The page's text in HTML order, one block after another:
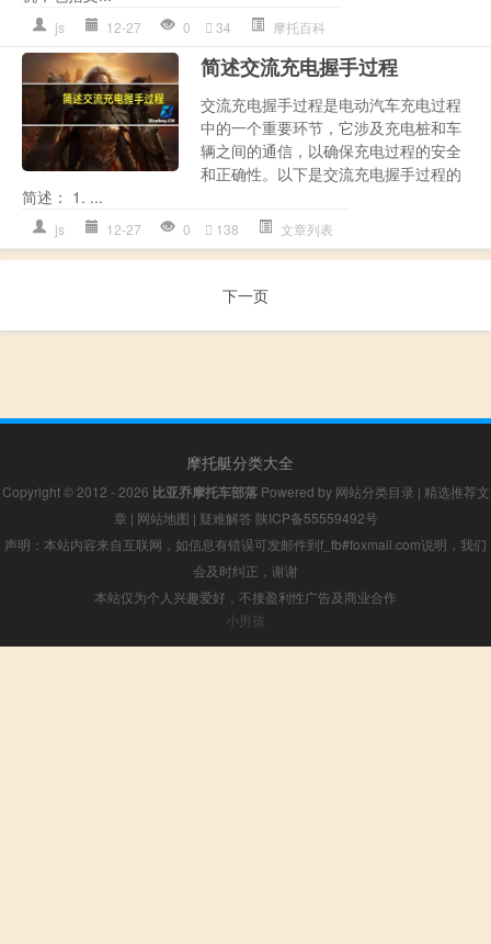
js 12-27 0 34 摩托百科
简述交流充电握手过程
交流充电握手过程是电动汽车充电过程
中的一个重要环节，它涉及充电桩和车
辆之间的通信，以确保充电过程的安全
和正确性。以下是交流充电握手过程的
简述： 1. ...
js 12-27 0 138 文章列表
下一页
摩托艇分类大全
Copyright © 2012 - 2026 比亚乔摩托车部落Powered by 网站分类目录 | 精选推荐文
章 | 网站地图 | 疑难解答 陕ICP备55559492号
声明：本站内容来自互联网，如信息有错误可发邮件到f_fb#foxmail.com说明，我们
会及时纠正，谢谢
本站仅为个人兴趣爱好，不接盈利性广告及商业合作
小男孩